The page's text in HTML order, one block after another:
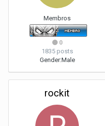
Membros
0
1835 posts
Gender:Male
rockit